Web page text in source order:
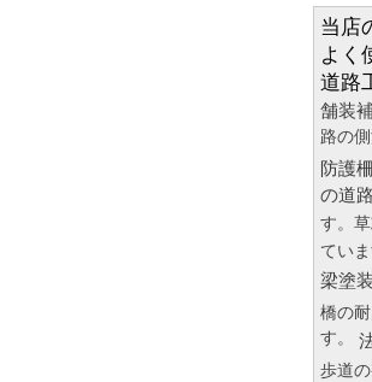
当店
よく
道路
舗装
路の
防護
の道
す。
ていま
梁塗
橋の
す。
歩道